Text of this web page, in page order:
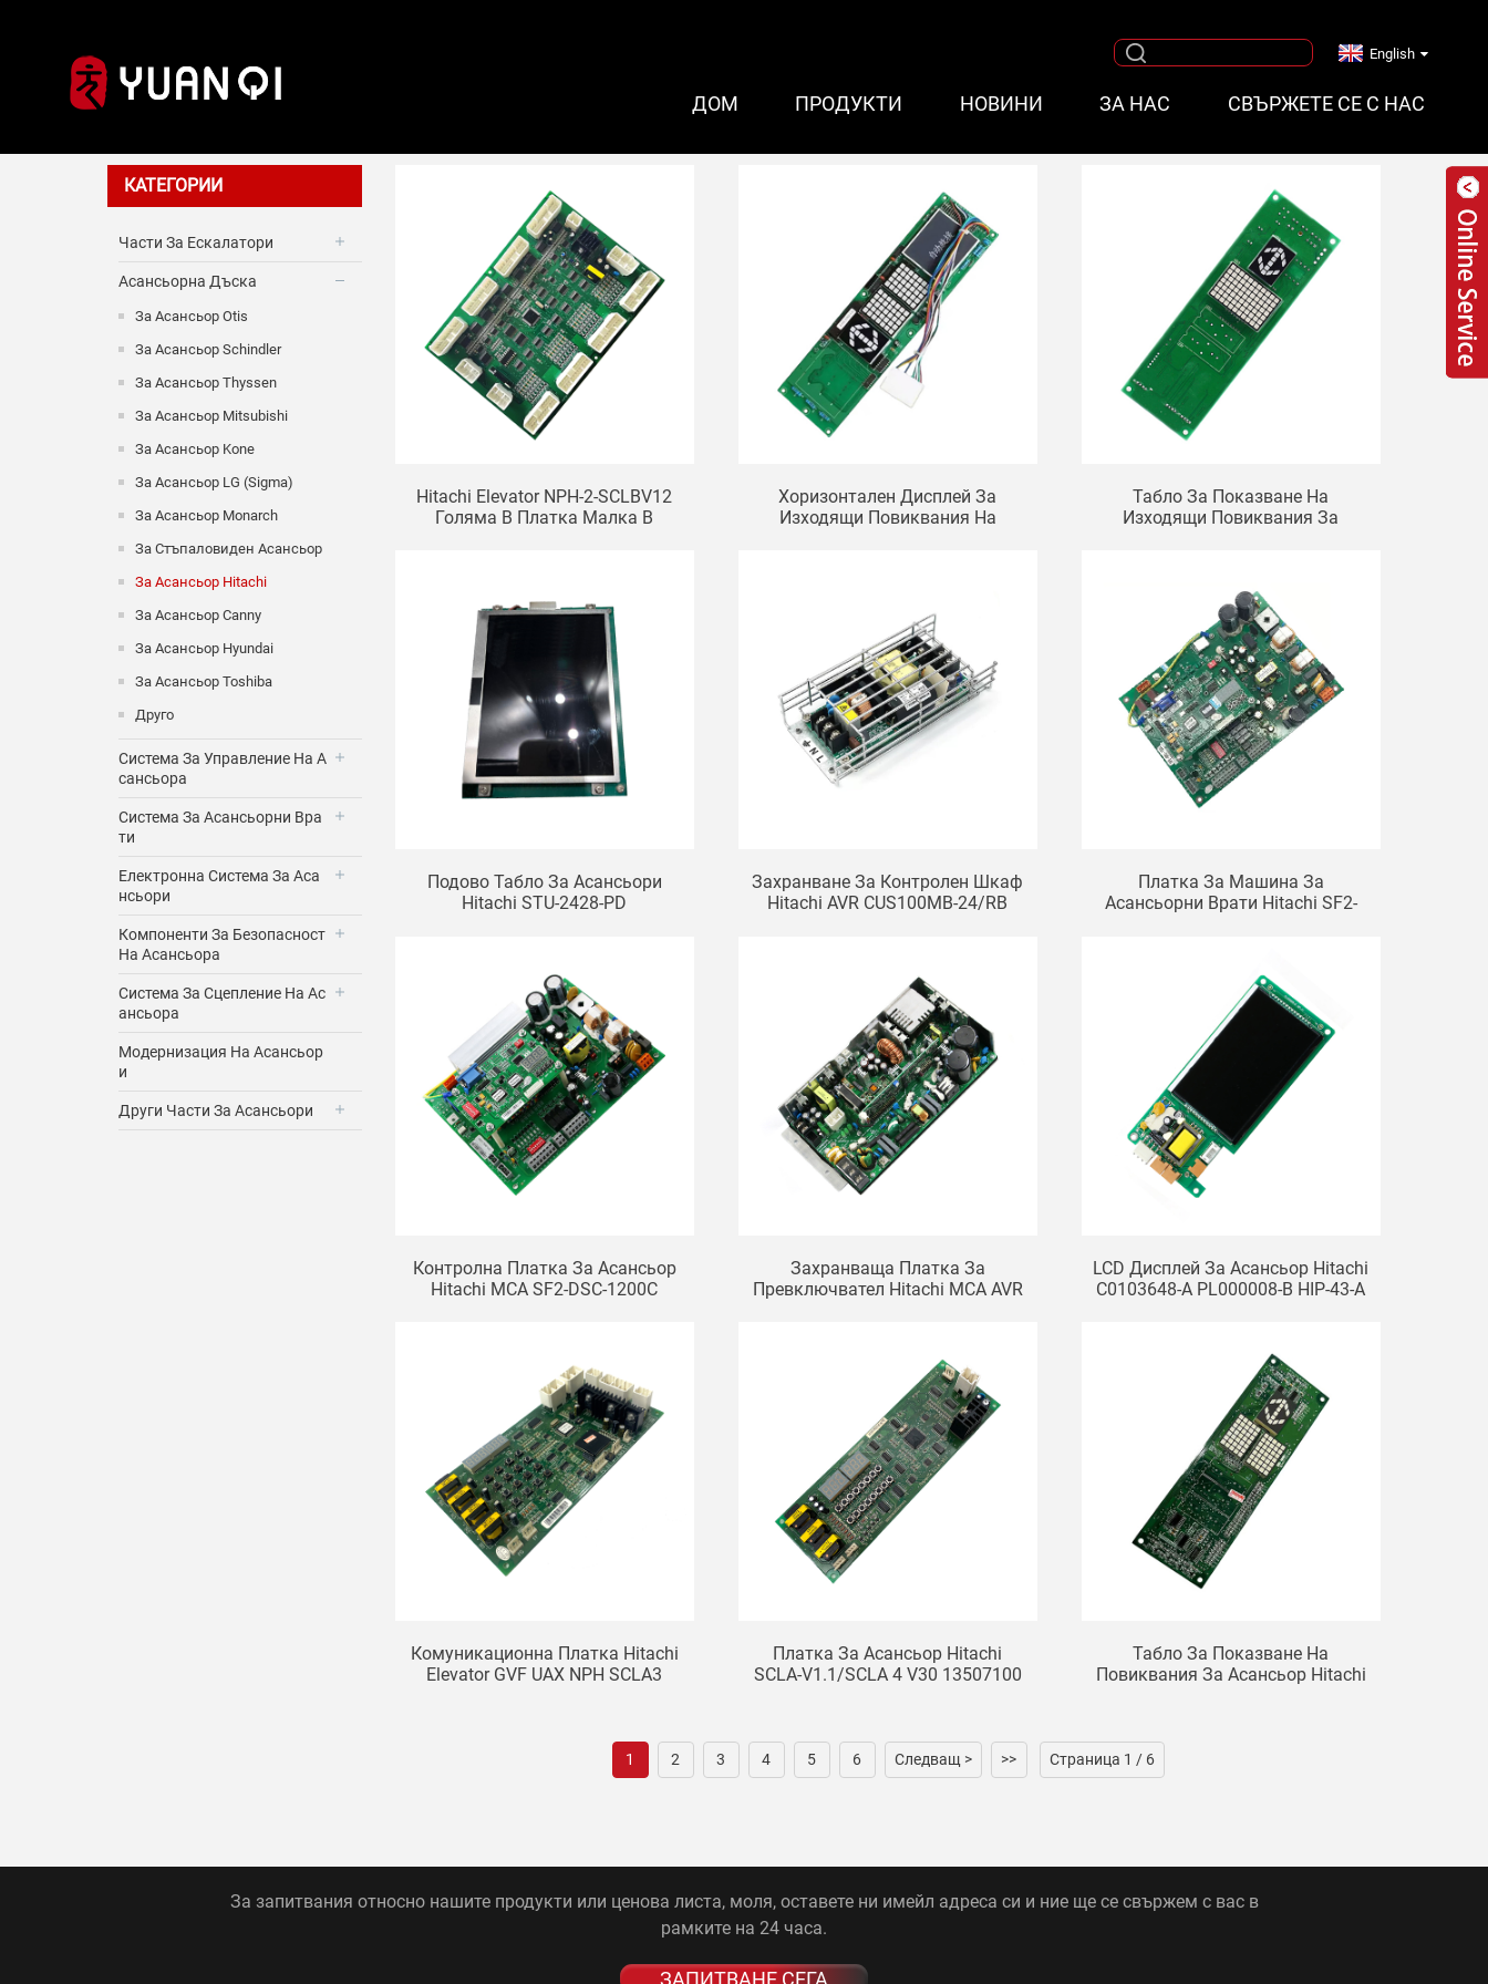
ДОМ ПРОДУКТИ НОВИНИ ЗА НАС СВЪРЖЕТЕ СЕ С НАС
English
КАТЕГОРИИ
Части За Ескалатори
Асансьорна Дъска
За Асансьор Otis
За Асансьор Schindler
За Асансьор Thyssen
За Асансьор Mitsubishi
За Асансьор Kone
За Асансьор LG (Sigma)
За Асансьор Monarch
За Стъпаловиден Асансьор
За Асансьор Hitachi
За Асансьор Canny
За Асансьор Hyundai
За Асансьор Toshiba
Друго
Система За Управление На А
Сансьора
Система За Асансьорни Вра
Ти
Електронна Система За Аса
Нсьори
Компоненти За Безопасност
На Асансьора
Система За Сцепление На Ас
Ансьора
Модернизация На Асансьор
И
Други Части За Асансьори
Hitachi Elevator NPH-2-SCLBV12
Голяма B Платка Малка B
Хоризонтален Дисплей За
Изходящи Повиквания На
Табло За Показване На
Изходящи Повиквания За
Подово Табло За Асансьори
Hitachi STU-2428-PD
Захранване За Контролен Шкаф
Hitachi AVR CUS100MB-24/RB
Платка За Машина За
Асансьорни Врати Hitachi SF2-
Контролна Платка За Асансьор
Hitachi MCA SF2-DSC-1200C
Захранваща Платка За
Превключвател Hitachi MCA AVR
LCD Дисплей За Асансьор Hitachi
C0103648-A PL000008-B HIP-43-A
Комуникационна Платка Hitachi
Elevator GVF UAX NPH SCLA3
Платка За Асансьор Hitachi
SCLA-V1.1/SCLA 4 V30 13507100
Табло За Показване На
Повиквания За Асансьор Hitachi
1 2 3 4 5 6 Следващ > >> Страница 1 / 6
За запитвания относно нашите продукти или ценова листа, моля, оставете ни имейл адреса си и ние ще се свържем с вас в
рамките на 24 часа.
ЗАПИТВАНЕ СЕГА